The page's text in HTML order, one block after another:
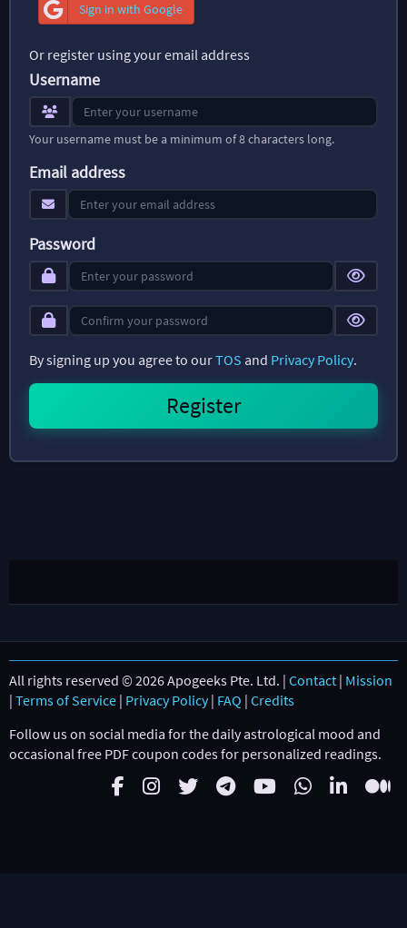
Sign in with Google
Or register using your email address
Username
Your username must be a minimum of 8 characters long.
Email address
Password
By signing up you agree to ourTOS and Privacy Policy.
All rights reserved © 2026 Apogeeks Pte. Ltd. | Contact | Mission
| Terms of Service | Privacy Policy| FAQ | Credits
Follow us on social media for the daily astrological mood and
occasional free PDF coupon codes for personalized readings.